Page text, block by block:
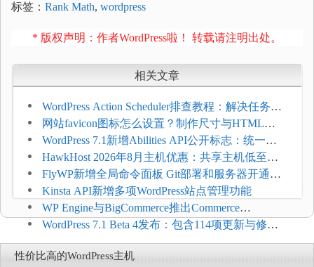
标签： Rank Math, wordpress
* 版权声明：作者WordPress啦！ 转载请注明出处。
相关文章
WordPress Action Scheduler排查教程：解决任务积
压和订单延迟
网站favicon图标怎么设置？制作尺寸与HTML添
加方法
WordPress 7.1新增Abilities API公开标志：统一支
持REST API、MCP与AI代理
HawkHost 2026年8月主机优惠：共享主机低至
$2.61/月，高性能主机同步折扣
FlyWP新增全局命令面板 Git部署和服务器开通更
方便
Kinsta API新增多项WordPress站点管理功能
WP Engine与BigCommerce推出Commerce
Connect：WordPress商店可保留前台体验并扩展电
商能力
WordPress 7.1 Beta 4发布：包含114项更新与修
复，仅建议在测试环境体验
性价比高的WordPress主机